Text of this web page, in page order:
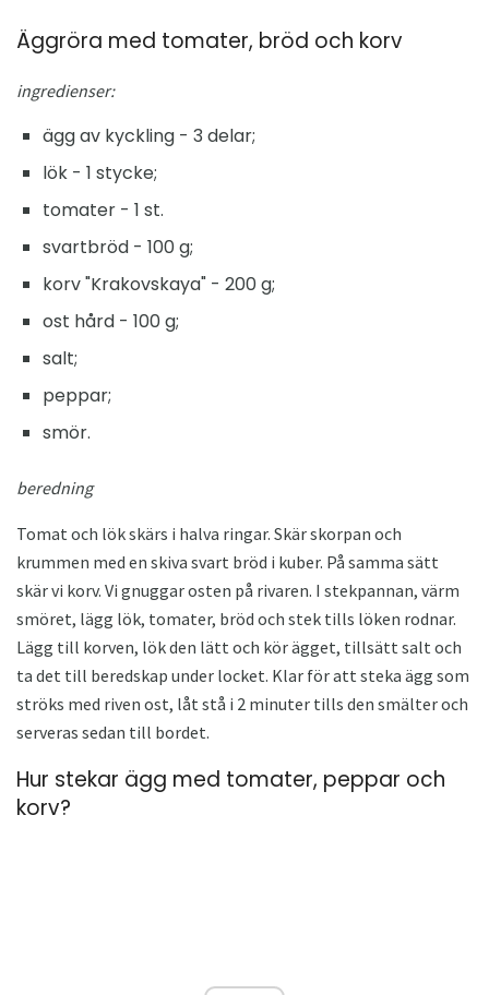
Äggröra med tomater, bröd och korv
ingredienser:
ägg av kyckling - 3 delar;
lök - 1 stycke;
tomater - 1 st.
svartbröd - 100 g;
korv "Krakovskaya" - 200 g;
ost hård - 100 g;
salt;
peppar;
smör.
beredning
Tomat och lök skärs i halva ringar. Skär skorpan och
krummen med en skiva svart bröd i kuber. På samma sätt
skär vi korv. Vi gnuggar osten på rivaren. I stekpannan, värm
smöret, lägg lök, tomater, bröd och stek tills löken rodnar.
Lägg till korven, lök den lätt och kör ägget, tillsätt salt och
ta det till beredskap under locket. Klar för att steka ägg som
ströks med riven ost, låt stå i 2 minuter tills den smälter och
serveras sedan till bordet.
Hur stekar ägg med tomater, peppar och
korv?